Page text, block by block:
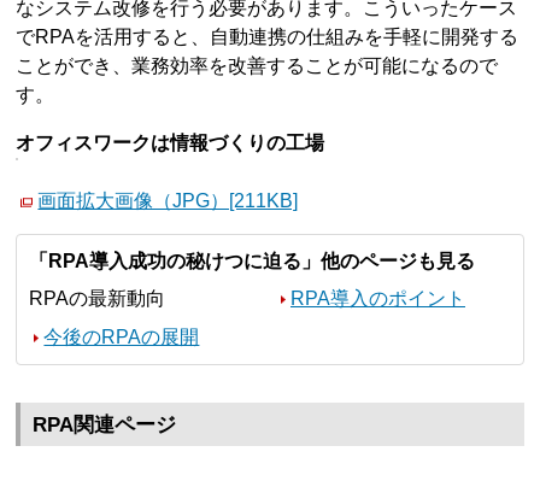
なシステム改修を行う必要があります。こういったケース
でRPAを活用すると、自動連携の仕組みを手軽に開発する
ことができ、業務効率を改善することが可能になるので
す。
オフィスワークは情報づくりの工場
画面拡大画像（JPG）[211KB]
「RPA導入成功の秘けつに迫る」他のページも見る
RPAの最新動向
RPA導入のポイント
今後のRPAの展開
RPA関連ページ